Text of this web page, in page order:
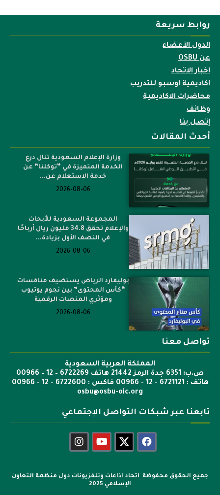
روابط سريعة
الدول الأعضاء
عن OSBU
اخبار الاتحاد
اكاديمية اوسبو للتدريب
محاضرات الاكاديمية
وظائف
إتصل بنا
أحدث المقالات
وزارة الإعلام السعودية تنال درع
الخدمة المتميزة في “توكلنا” عن
خدمة الاستعلام عن...
2026-08-06
المجموعة السعودية للأبحاث
والإعلام تحقق 34.8 مليون ريال أرباحًا
في النصف الأول بزيادة...
2026-08-06
بوليفارد الرياض يستضيف منافسات
“كأس المحتوى” بين نجوم يوتيوب
ومؤثري المنصات الرقمية
2026-08-06
تواصل معنا
المملكة العربية السعودية
ص.ب: 6351 جدة الرمز 21442 هاتف 6722269 – 12 – 00966
هاتف : 6721121 – 12 – 00966 فاكس : 6722600 – 12 – 00966
osbu@osbu-oic.org
تابعنا عبر شبكات التواصل الإجتماعي
جميع الحقوق محفوظة اتحاد اذاعات وتلفزيونات دول منظمة التعاون
الإسلامي 2025